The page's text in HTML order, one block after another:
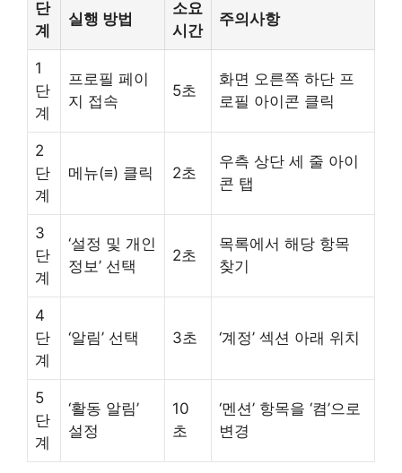
단
계
실행 방법
소요
시간
주의사항
1
단
계
프로필 페이
지 접속
5초
화면 오른쪽 하단 프
로필 아이콘 클릭
2
단
계
메뉴(≡) 클릭 2초
우측 상단 세 줄 아이
콘 탭
3
단
계
‘설정 및 개인
정보’ 선택
2초
목록에서 해당 항목
찾기
4
단
계
‘알림’ 선택 3초 ‘계정’ 섹션 아래 위치
5
단
계
‘활동 알림’
설정
10
초
‘멘션’ 항목을 ‘켬’으로
변경